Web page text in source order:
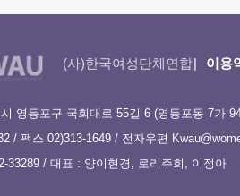
(사)한국여성단체연합 이용
영등포구 국회대로 55길 6 (영등포동 7가
/ 팩스 02)313-1649 / 전자우편
33289 / 대표 : 양이현경, 로리주희, 이정아